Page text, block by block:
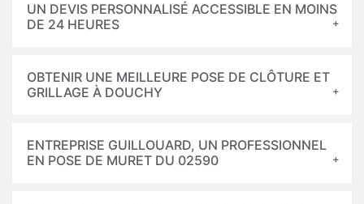
UN DEVIS PERSONNALISÉ ACCESSIBLE EN MOINS
DE 24 HEURES
OBTENIR UNE MEILLEURE POSE DE CLÔTURE ET
GRILLAGE À DOUCHY
ENTREPRISE GUILLOUARD, UN PROFESSIONNEL
EN POSE DE MURET DU 02590